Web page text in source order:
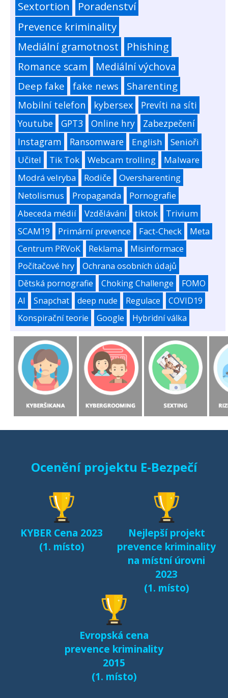
Sextortion
Poradenství
Prevence kriminality
Mediální gramotnost
Phishing
Romance scam
Mediální výchova
Deep fake fake news Sharenting
Mobilní telefon kybersex
Prevíti na síti
Youtube
GPT3 Online hry
Zabezpečení
Instagram
Ransomware English
Senioři
Učitel
Tik Tok Webcam trolling
Malware
Modrá velryba
Rodiče
Oversharenting
Netolismus
Propaganda
Pornografie
Abeceda médií
Vzdělávání tiktok
Trivium
SCAM19
Primární prevence Fact-Check
Meta
Centrum PRVoK
Reklama
Misinformace
Počítačové hry
Ochrana osobních údajů
Dětská pornografie
Choking Challenge
FOMO
AI
Snapchat deep nude Regulace
COVID19
Konspirační teorie
Google Hybridní válka
Ocenění projektu E-Bezpečí
KYBER Cena 2023
(1. místo)
Nejlepší projekt
prevence kriminality
na místní úrovni
2023
(1. místo)
Evropská cena
prevence kriminality
2015
(1. místo)